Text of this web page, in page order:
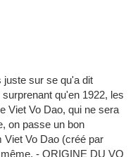
juste sur se qu'a dit
qu'en 1922, les
Viet Vo Dao, qui ne sera
on passe un bon
Viet Vo Dao (créé par
- ORIGINE DU VO